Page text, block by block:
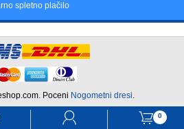
spletno plačilo
󰃳 0
󰃦
Poceni Nogometni dresi.